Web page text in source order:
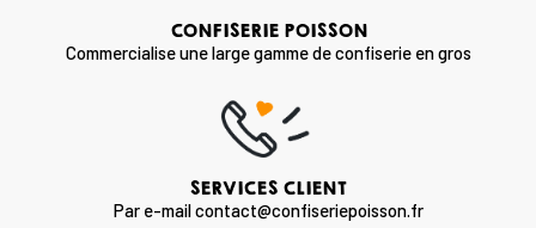
CONFISERIE POISSON
Commercialise une large gamme de confiserie en gros
SERVICES CLIENT
Par e-mail contact@confiseriepoisson.fr